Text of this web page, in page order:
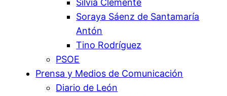
Silvia Clemente
Soraya Sáenz de Santamaría
Antón
Tino Rodríguez
PSOE
Prensa y Medios de Comunicación
Diario de León